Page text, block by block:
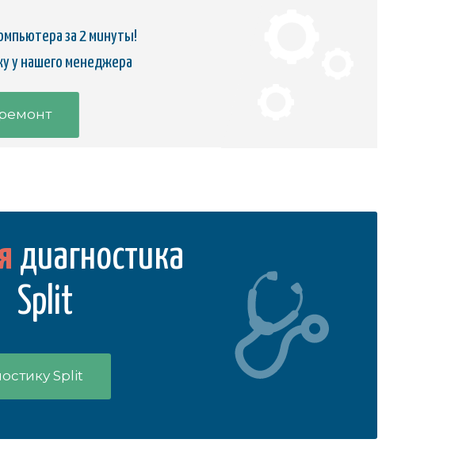
за 2 минуты!
у нашего менеджера
диагностика
Split
Split